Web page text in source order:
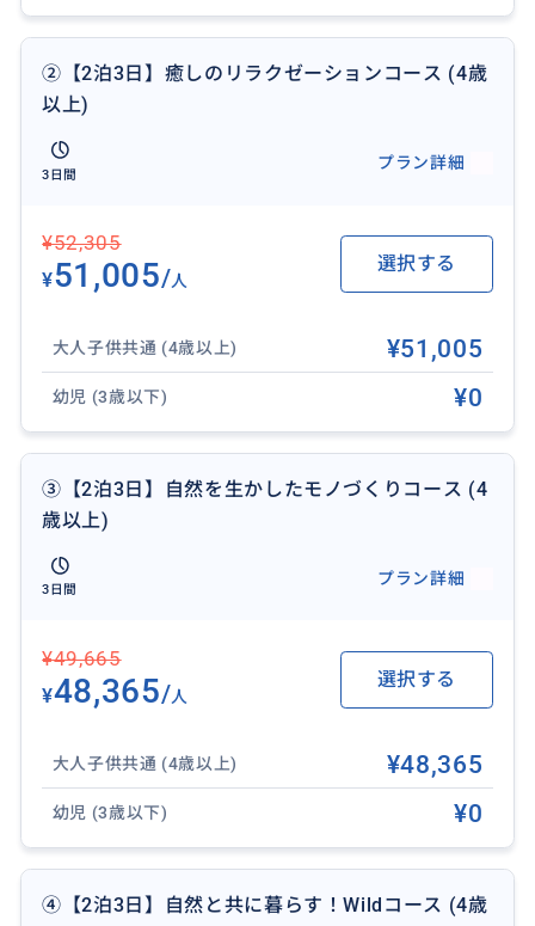
②【2泊3日】癒しのリラクゼーションコース (4歳
以上)
3日間
プラン詳細
¥52,305
¥51,005/人
選択する
大人子供共通 (4歳以上) ¥51,005
幼児 (3歳以下) ¥0
③【2泊3日】自然を生かしたモノづくりコース (4
歳以上)
3日間
プラン詳細
¥49,665
¥48,365/人
選択する
大人子供共通 (4歳以上) ¥48,365
幼児 (3歳以下) ¥0
④【2泊3日】自然と共に暮らす！Wildコース (4歳